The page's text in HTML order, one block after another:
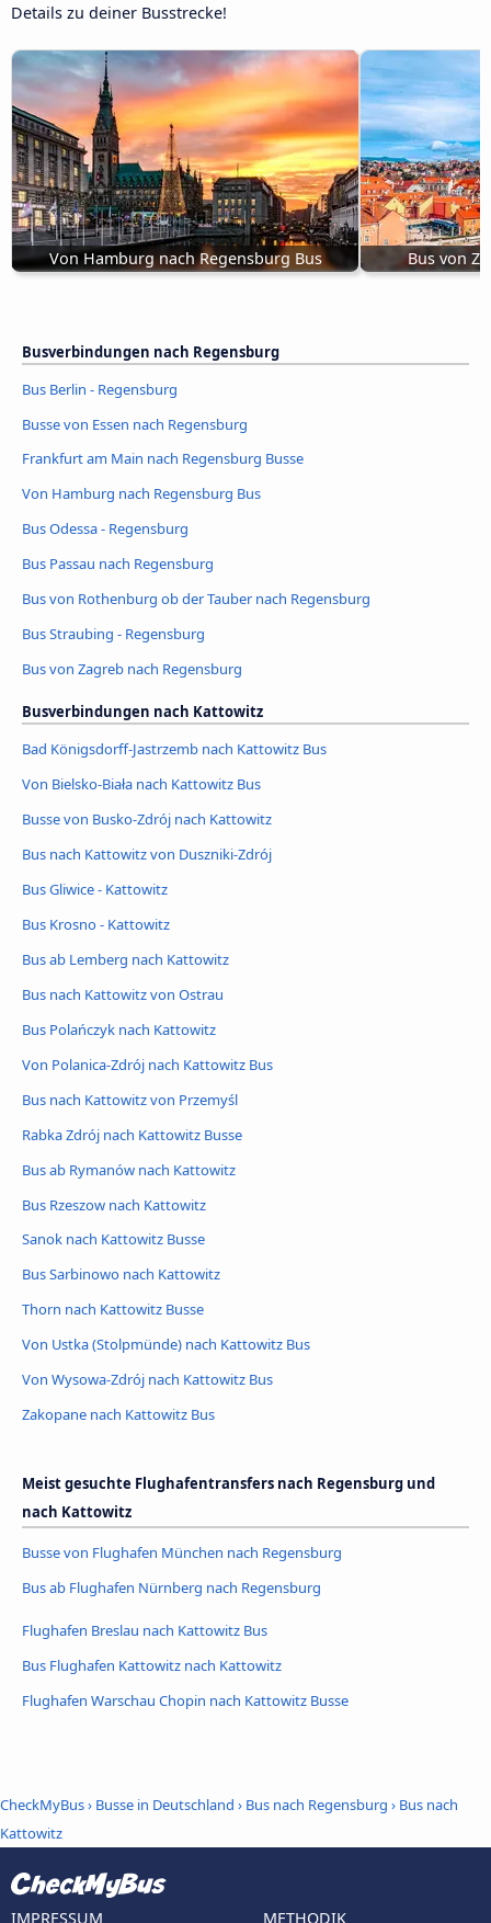
Details zu deiner Busstrecke!
Von Hamburg nach Regensburg Bus Bus von
Busverbindungen nach Regensburg
Bus Berlin - Regensburg
Busse von Essen nach Regensburg
Frankfurt am Main nach Regensburg Busse
Von Hamburg nach Regensburg Bus
Bus Odessa - Regensburg
Bus Passau nach Regensburg
Bus von Rothenburg ob der Tauber nach Regensburg
Bus Straubing - Regensburg
Bus von Zagreb nach Regensburg
Busverbindungen nach Kattowitz
Bad Königsdorff-Jastrzemb nach Kattowitz Bus
Von Bielsko-Biała nach Kattowitz Bus
Busse von Busko-Zdrój nach Kattowitz
Bus nach Kattowitz von Duszniki-Zdrój
Bus Gliwice - Kattowitz
Bus Krosno - Kattowitz
Bus ab Lemberg nach Kattowitz
Bus nach Kattowitz von Ostrau
Bus Polańczyk nach Kattowitz
Von Polanica-Zdrój nach Kattowitz Bus
Bus nach Kattowitz von Przemyśl
Rabka Zdrój nach Kattowitz Busse
Bus ab Rymanów nach Kattowitz
Bus Rzeszow nach Kattowitz
Sanok nach Kattowitz Busse
Bus Sarbinowo nach Kattowitz
Thorn nach Kattowitz Busse
Von Ustka (Stolpmünde) nach Kattowitz Bus
Von Wysowa-Zdrój nach Kattowitz Bus
Zakopane nach Kattowitz Bus
Meist gesuchte Flughafentransfers nach Regensburg und
nach Kattowitz
Busse von Flughafen München nach Regensburg
Bus ab Flughafen Nürnberg nach Regensburg
Flughafen Breslau nach Kattowitz Bus
Bus Flughafen Kattowitz nach Kattowitz
Flughafen Warschau Chopin nach Kattowitz Busse
CheckMyBus› Busse in Deutschland › Bus nach Regensburg › Bus nach
Kattowitz
IMPRESSUM METHODIK